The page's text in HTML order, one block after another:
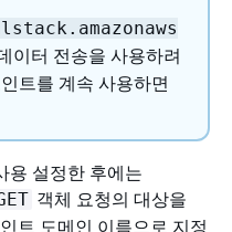
이터 전송을 사용하려
트를 계속 사용하면
설정한 후에는
객체 요청의 대상을
트 도메인 이름으로 지정